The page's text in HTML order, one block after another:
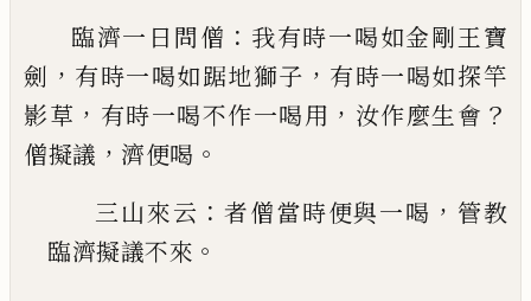
臨濟一日問僧 ： 我有時一喝如金剛王寶
劍 ， 有時一喝如踞地獅子 ， 有時一喝如探竿
影草 ， 有時一喝不作一喝用 ， 汝作麼生會 ？
僧擬議 ， 濟便喝 。
三山來云 ：者僧當時便與一喝 ， 管教
臨濟擬議不來 。